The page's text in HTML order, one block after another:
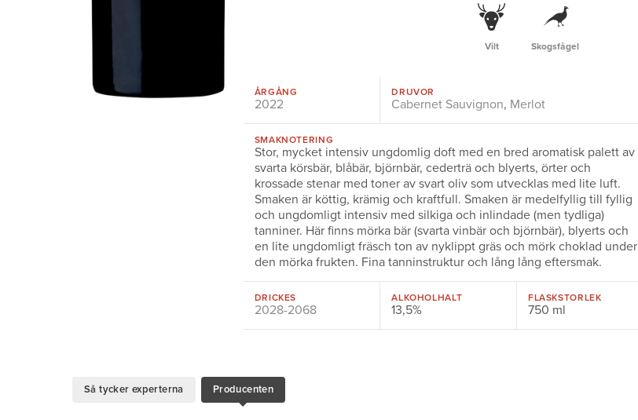
Vilt Skogsfågel
ÅRGÅNG
2022
DRUVOR
Cabernet Sauvignon, Merlot
SMAKNOTERING
Stor, mycket intensiv ungdomlig doft med en bred aromatisk palett av
svarta körsbär, blåbär, björnbär, cederträ och blyerts, örter och
krossade stenar med toner av svart oliv som utvecklas med lite luft.
Smaken är köttig, krämig och kraftfull. Smaken är medelfyllig till fyllig
och ungdomligt intensiv med silkiga och inlindade (men tydliga)
tanniner. Här finns mörka bär (svarta vinbär och björnbär), blyerts och
en lite ungdomligt fräsch ton av nyklippt gräs och mörk choklad under
den mörka frukten. Fina tanninstruktur och lång lång eftersmak.
DRICKES
2028-2068
ALKOHOLHALT
13,5%
FLASKSTORLEK
750 ml
Så tycker experterna Producenten